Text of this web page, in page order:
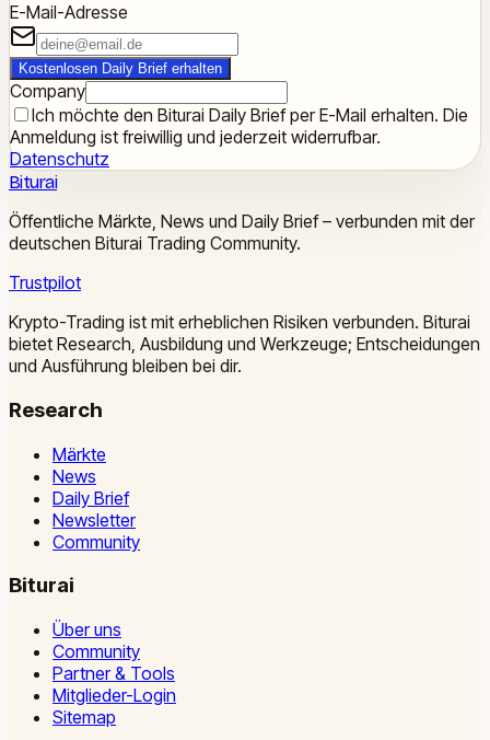
E-Mail-Adresse
Kostenlosen Daily Brief erhalten
Company
Ich möchte den Biturai Daily Brief per E-Mail erhalten. Die
Anmeldung ist freiwillig und jederzeit widerrufbar.
Datenschutz
Biturai
Öffentliche Märkte, News und Daily Brief – verbunden mit der
deutschen Biturai Trading Community.
Trustpilot
Krypto-Trading ist mit erheblichen Risiken verbunden. Biturai
bietet Research, Ausbildung und Werkzeuge; Entscheidungen
und Ausführung bleiben bei dir.
Research
Märkte
News
Daily Brief
Newsletter
Community
Biturai
Über uns
Community
Partner & Tools
Mitglieder-Login
Sitemap